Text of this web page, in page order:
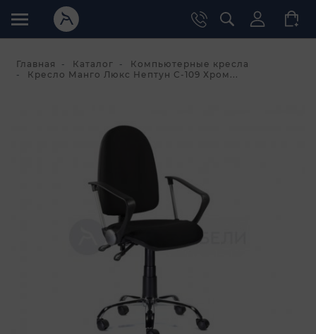
Главная Каталог
Компьютерные кресла
Кресло Манго Люкс Нептун С-109 Хром...